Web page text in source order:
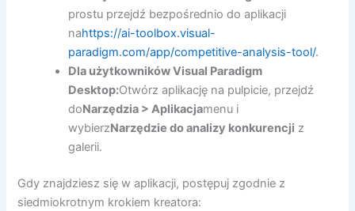
prostu przejdź bezpośrednio do aplikacji
nahttps://ai-toolbox.visual-
paradigm.com/app/competitive-analysis-tool/.
Dla użytkowników Visual Paradigm
Desktop:Otwórz aplikację na pulpicie, przejdź
doNarzędzia > Aplikacjamenu i
wybierzNarzędzie do analizy konkurencji z
galerii.
Gdy znajdziesz się w aplikacji, postępuj zgodnie z
siedmiokrotnym krokiem kreatora: